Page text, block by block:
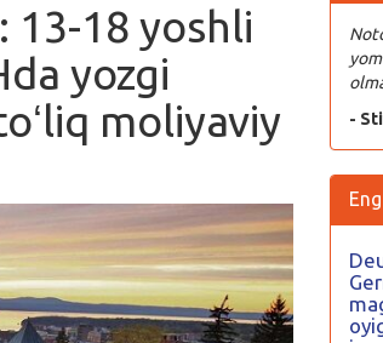
13-18 yoshli
yozgi
moliyaviy
-